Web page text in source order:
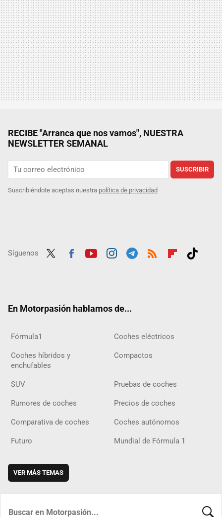
RECIBE "Arranca que nos vamos", NUESTRA
NEWSLETTER SEMANAL
SUSCRIBIR
Suscribiéndote aceptas nuestra política de privacidad
Síguenos
En Motorpasión hablamos de...
Fórmula1 Coches eléctricos
Coches híbridos y
enchufables
Compactos
SUV Pruebas de coches
Rumores de coches Precios de coches
Comparativa de coches Coches autónomos
Futuro Mundial de Fórmula 1
VER MÁS TEMAS